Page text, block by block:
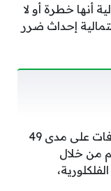
أنها خطرة أو لا
إحداث ضرر
مهرجان السويدي هذا العام يضم 9 ثقافات على مدى 49
من خلال